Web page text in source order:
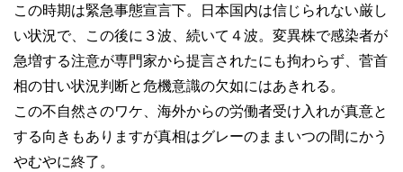
この時期は緊急事態宣言下。日本国内は信じられない厳し
い状況で、この後に３波、続いて４波。変異株で感染者が
急増する注意が専門家から提言されたにも拘わらず、菅首
相の甘い状況判断と危機意識の欠如にはあきれる。
この不自然さのワケ、海外からの労働者受け入れが真意と
する向きもありますが真相はグレーのままいつの間にかう
やむやに終了。